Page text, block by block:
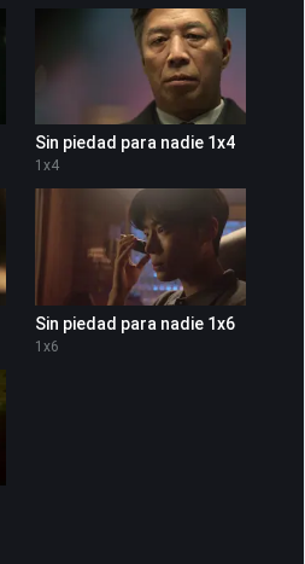
Sin piedad para nadie 1x4
1 x4
Sin piedad para nadie 1x6
1 x6